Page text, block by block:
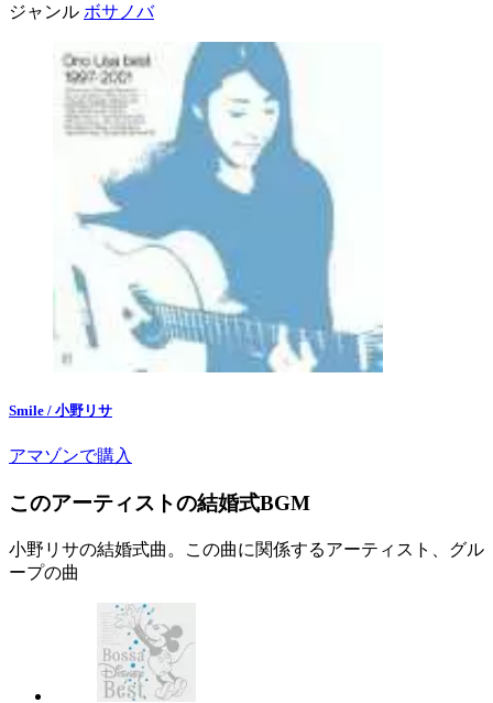
ジャンル ボサノバ
Smile / 小野リサ
アマゾンで購入
このアーティストの結婚式BGM
小野リサの結婚式曲。この曲に関係するアーティスト、グル
ープの曲